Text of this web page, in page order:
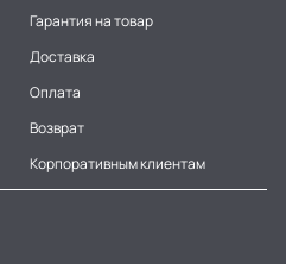
Гарантия на товар
Доставка
Оплата
Возврат
Корпоративным клиентам